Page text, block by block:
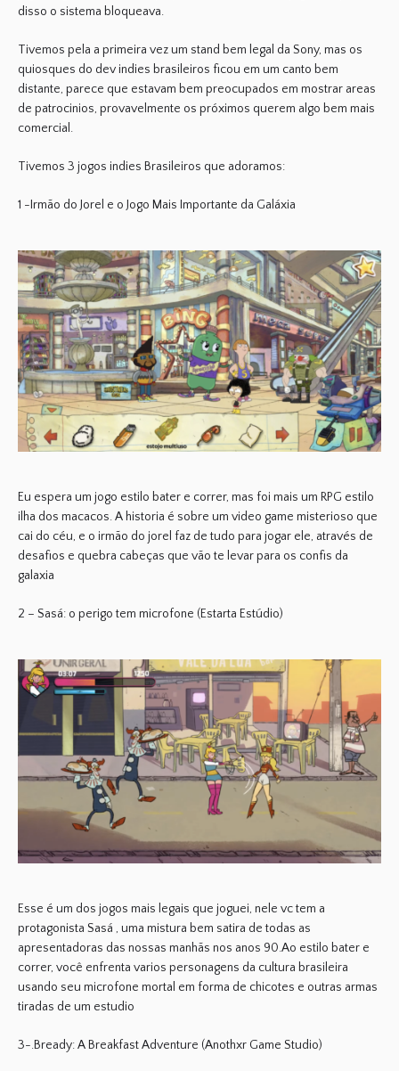
disso o sistema bloqueava.
Tivemos pela a primeira vez um stand bem legal da Sony, mas os
quiosques do dev indies brasileiros ficou em um canto bem
distante, parece que estavam bem preocupados em mostrar areas
de patrocinios, provavelmente os próximos querem algo bem mais
comercial.
Tivemos 3 jogos indies Brasileiros que adoramos:
1 -Irmão do Jorel e o Jogo Mais Importante da Galáxia
Eu espera um jogo estilo bater e correr, mas foi mais um RPG estilo
ilha dos macacos. A historia é sobre um video game misterioso que
cai do céu, e o irmão do jorel faz de tudo para jogar ele, através de
desafios e quebra cabeças que vão te levar para os confis da
galaxia
2 – Sasá: o perigo tem microfone (Estarta Estúdio)
Esse é um dos jogos mais legais que joguei, nele vc tem a
protagonista Sasá , uma mistura bem satira de todas as
apresentadoras das nossas manhãs nos anos 90.Ao estilo bater e
correr, você enfrenta varios personagens da cultura brasileira
usando seu microfone mortal em forma de chicotes e outras armas
tiradas de um estudio
3-.Bready: A Breakfast Adventure (Anothxr Game Studio)